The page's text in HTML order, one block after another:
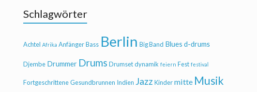
Schlagwörter
Achtel Afrika AnfängerBass Berlin Big Band Blues d-drums
Djembe Drummer Drums Drumsetdynamik feiern Fest festival
FortgeschritteneGesundbrunnen Indien Jazz Kindermitte Musik